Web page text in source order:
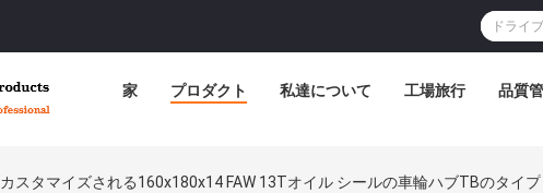
家 プロダクト 私達について 工場旅行 品質
カスタマイズされる160x180x14 FAW 13Tオイル シールの車輪ハブTBのタイプ